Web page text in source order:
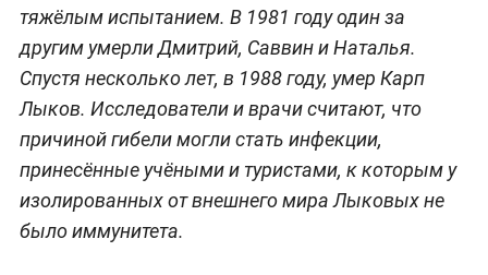
тяжёлым испытанием. В 1981 году один за
другим умерли Дмитрий, Саввин и Наталья.
Спустя несколько лет, в 1988 году, умер Карп
Лыков. Исследователи и врачи считают, что
причиной гибели могли стать инфекции,
принесённые учёными и туристами, к которым у
изолированных от внешнего мира Лыковых не
было иммунитета.